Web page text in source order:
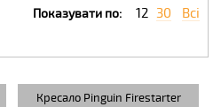
Показувати по: 12 30 Всі
Кресало Pinguin Firestarter